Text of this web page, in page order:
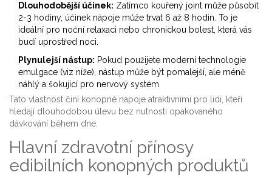
Dlouhodobější účinek: Zatímco kouřený joint může působit
2-3 hodiny, účinek nápoje může trvat 6 až 8 hodin. To je
ideální pro noční relaxaci nebo chronickou bolest, která vás
budí uprostřed noci.
Plynulejší nástup: Pokud použijete moderní technologie
emulgace (viz níže), nástup může být pomalejší, ale méně
náhlý a šokující pro nervový systém.
Tato vlastnost činí konopné nápoje atraktivními pro lidi, kteří
hledají dlouhodobou úlevu bez nutnosti opakovaného
dávkování během dne.
Hlavní zdravotní přínosy
edibilních konopných produktů